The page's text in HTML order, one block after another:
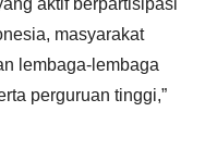
aktif berpartisipasi
masyarakat
lembaga-lembaga
perguruan tinggi,”